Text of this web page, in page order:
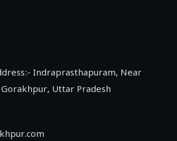
पूर्वांचल का लक, डेवलपमेंट का
Indraprasthapuram, Near
Uttar Pradesh